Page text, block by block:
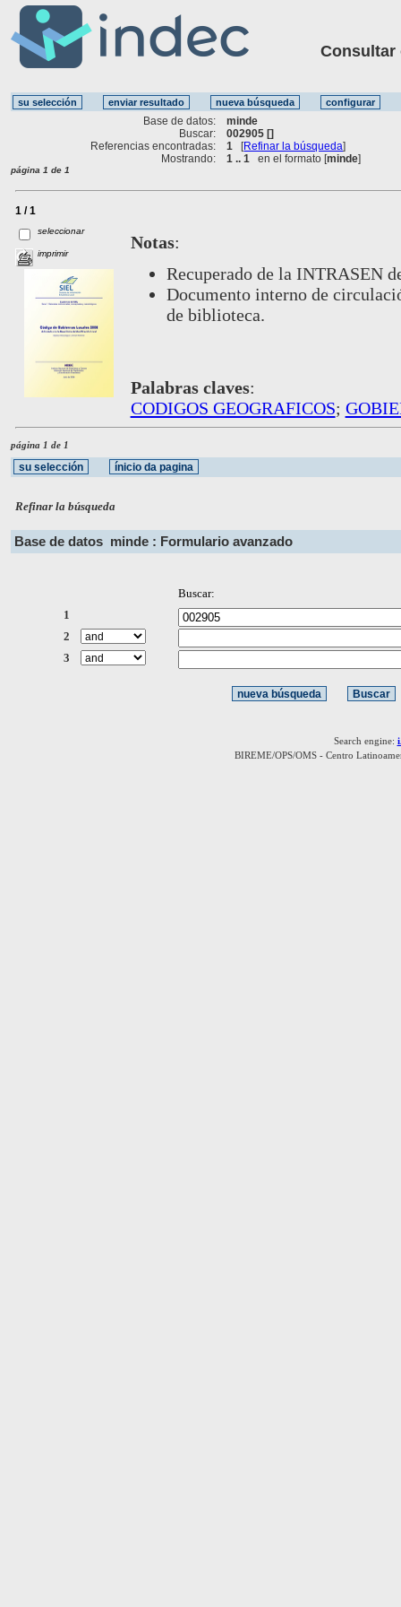
Consultar
Base de datos:
minde
Buscar:
002905 []
Referencias encontradas:
1 [Refinar la búsqueda]
Mostrando:
1 .. 1 en el formato [minde]
página 1 de 1
1 / 1
seleccionar
imprimir
Notas:
Recuperado de la INTRASEN
Documento interno de
de biblioteca.
Palabras claves:
CODIGOS GEOGRAFICOS;
página 1 de 1
Refinar la búsqueda
Base de datos minde : Formulario avanzado
Buscar:
1
2
3
Search engine:
BIREME/OPS/OMS - Centro